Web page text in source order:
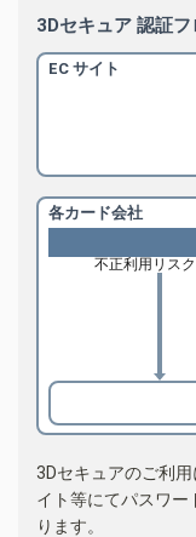
3Dセキュア 認証フ
EC サイト
各カード会社
不正利用リス
3Dセキュアのご利
イト等にてパスワー
ります。